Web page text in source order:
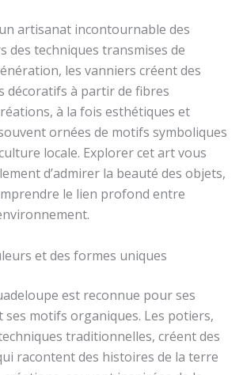
artisanat incontournable des
des techniques transmises de
les vanniers créent des
décoratifs à partir de fibres
à la fois esthétiques et
ornées de motifs symboliques
locale. Explorer cet art vous
d’admirer la beauté des objets,
le lien profond entre
et des formes uniques
est reconnue pour ses
ses motifs organiques. Les potiers,
traditionnelles, créent des
racontent des histoires de la terre